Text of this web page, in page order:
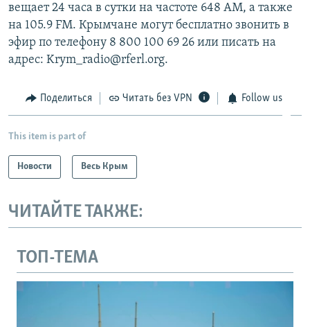
вещает 24 часа в сутки на частоте 648 АМ, а также
на 105.9 FM. Крымчане могут бесплатно звонить в
эфир по телефону 8 800 100 69 26 или писать на
адрес: Krym_radio@rferl.org.
Поделиться Читать без VPN Follow us
This item is part of
Новости Весь Крым
ЧИТАЙТЕ ТАКЖЕ:
ТОП-ТЕМА